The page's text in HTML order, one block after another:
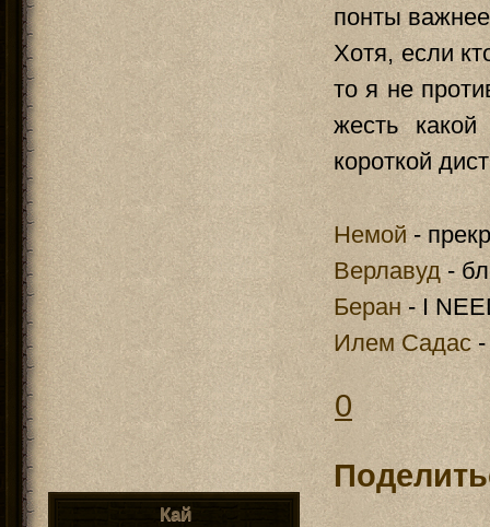
понты
Хотя, если
то я не
жесть
короткой
Немой-
Верлавуд-
Беран - I
Илем Садас-
0
Кай